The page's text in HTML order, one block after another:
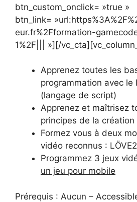
btn_custom_onclick= »true »
btn_link=
eur.fr%2Fformation-
1%2F||| »][/
Apprenez toutes les
programmation avec le
(langage de script)
Apprenez et maîtrisez
principes de la création
Formez vous à deux
vidéo reconnus :
Programmez 3 jeux
un jeu pour mobile
Prérequis : Aucun –